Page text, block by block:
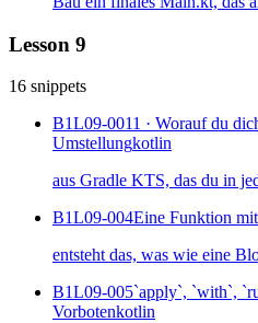
Lesson 9
16 snippets
B1L09-0011 · Worauf du
Umstellungkotlin
aus Gradle KTS, das du in
B1L09-004Eine Funktion
entsteht das, was wie eine
B1L09-005`apply`, `with`,
Vorbotenkotlin